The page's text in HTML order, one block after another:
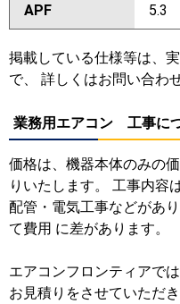
APF 5.3
掲載している仕様等は、
で、 詳しくはお問い合わ
業務用エアコン 工事に
価格は、機器本体のみの
りいたします。 工事内容
配管・電気工事などがあ
て費用 に差があります。
エアコンフロンティアで
お見積りをさせていただ